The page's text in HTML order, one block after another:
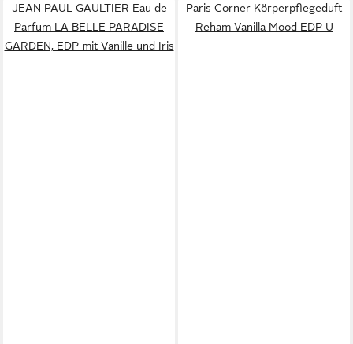
JEAN PAUL GAULTIER Eau de
Parfum LA BELLE PARADISE
GARDEN, EDP mit Vanille und Iris
Paris Corner Körperpflegeduft
Reham Vanilla Mood EDP U